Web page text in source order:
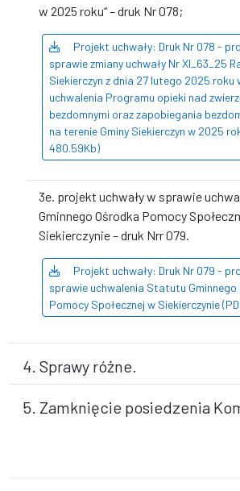
w 2025 roku“ – druk Nr 078;
Projekt uchwały: Druk Nr 078 -
sprawie zmiany uchwały Nr XI_63_25
Siekierczyn z dnia 27 lutego 2025 roku
uchwalenia Programu opieki nad
bezdomnymi oraz zapobiegania
na terenie Gminy Siekierczyn w 2025
480.59Kb)
3e. projekt uchwały w sprawie
Gminnego Ośrodka Pomocy
Siekierczynie – druk Nrr 079.
Projekt uchwały: Druk Nr 079 -
sprawie uchwalenia Statutu Gminnego
Pomocy Społecznej w Siekierczynie
4. Sprawy różne.
5. Zamknięcie posiedzenia